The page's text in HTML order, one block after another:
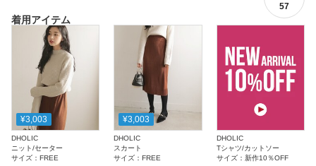
57
着用アイテム
¥3,003
DHOLIC
ニット/セーター
サイズ： FREE
¥3,003
DHOLIC
スカート
サイズ：FREE
DHOLIC
Tシャツ/カットソー
サイズ： 新作10％OFF